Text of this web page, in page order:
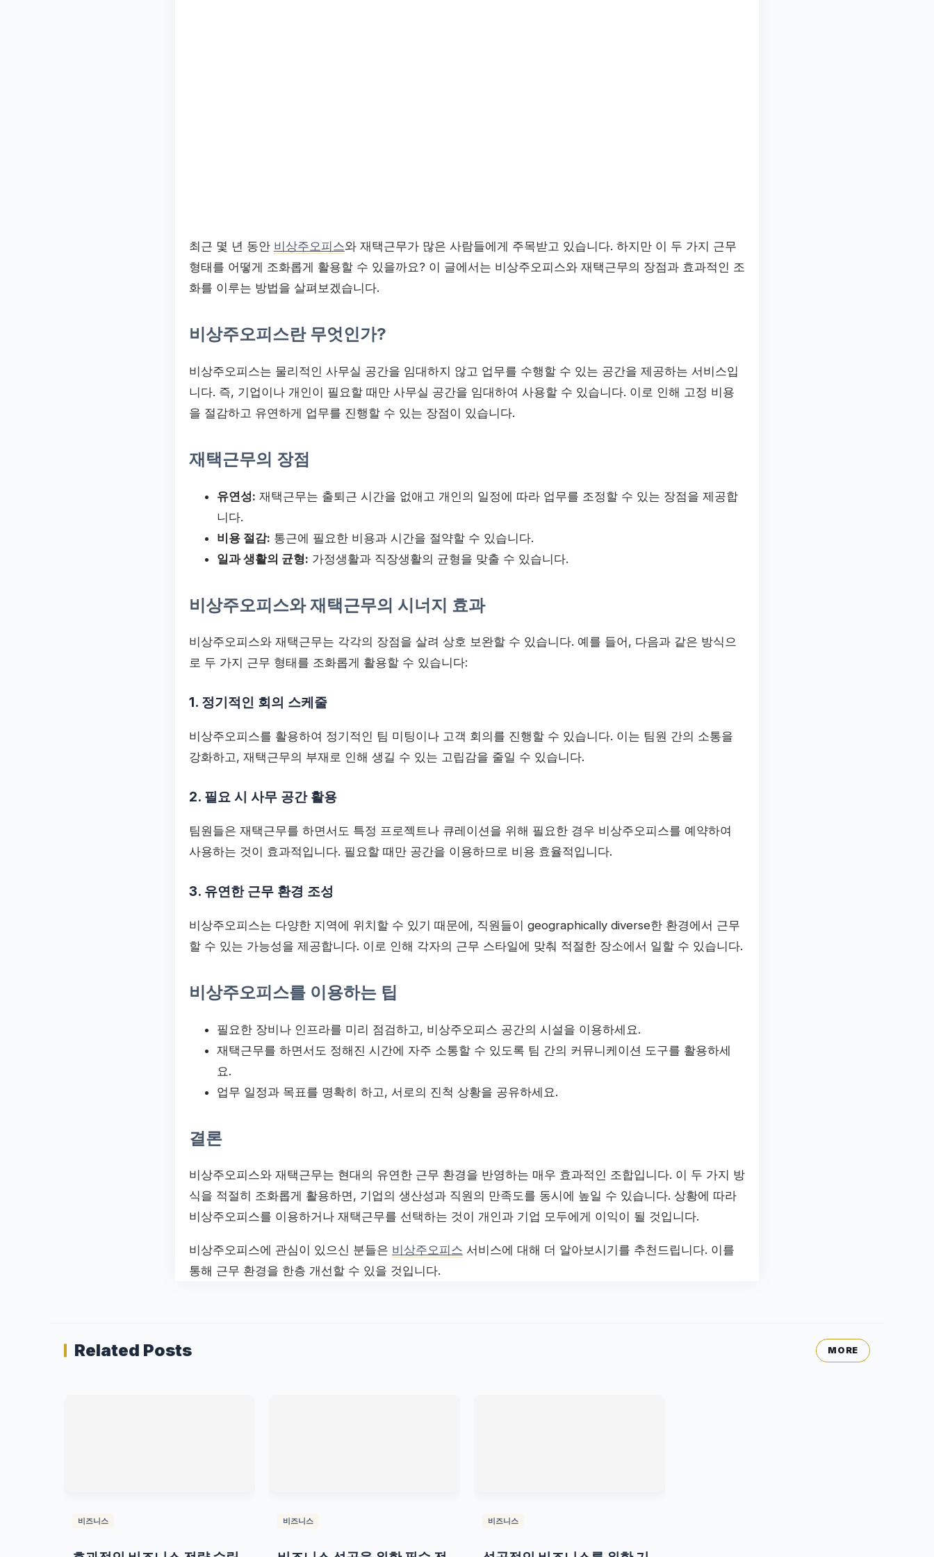
최근 몇 년 동안 비상주오피스와 재택근무가 많은 사람들에게 주목받고 있습니다. 하지만 이 두 가지 근무
형태를 어떻게 조화롭게 활용할 수 있을까요? 이 글에서는 비상주오피스와 재택근무의 장점과 효과적인 조
화를 이루는 방법을 살펴보겠습니다.
비상주오피스란 무엇인가?
비상주오피스는 물리적인 사무실 공간을 임대하지 않고 업무를 수행할 수 있는 공간을 제공하는 서비스입
니다. 즉, 기업이나 개인이 필요할 때만 사무실 공간을 임대하여 사용할 수 있습니다. 이로 인해 고정 비용
을 절감하고 유연하게 업무를 진행할 수 있는 장점이 있습니다.
재택근무의 장점
유연성: 재택근무는 출퇴근 시간을 없애고 개인의 일정에 따라 업무를 조정할 수 있는 장점을 제공합
니다.
비용 절감: 통근에 필요한 비용과 시간을 절약할 수 있습니다.
일과 생활의 균형: 가정생활과 직장생활의 균형을 맞출 수 있습니다.
비상주오피스와 재택근무의 시너지 효과
비상주오피스와 재택근무는 각각의 장점을 살려 상호 보완할 수 있습니다. 예를 들어, 다음과 같은 방식으
로 두 가지 근무 형태를 조화롭게 활용할 수 있습니다:
1. 정기적인 회의 스케줄
비상주오피스를 활용하여 정기적인 팀 미팅이나 고객 회의를 진행할 수 있습니다. 이는 팀원 간의 소통을
강화하고, 재택근무의 부재로 인해 생길 수 있는 고립감을 줄일 수 있습니다.
2. 필요 시 사무 공간 활용
팀원들은 재택근무를 하면서도 특정 프로젝트나 큐레이션을 위해 필요한 경우 비상주오피스를 예약하여
사용하는 것이 효과적입니다. 필요할 때만 공간을 이용하므로 비용 효율적입니다.
3. 유연한 근무 환경 조성
비상주오피스는 다양한 지역에 위치할 수 있기 때문에, 직원들이 geographically diverse한 환경에서 근무
할 수 있는 가능성을 제공합니다. 이로 인해 각자의 근무 스타일에 맞춰 적절한 장소에서 일할 수 있습니다.
비상주오피스를 이용하는 팁
필요한 장비나 인프라를 미리 점검하고, 비상주오피스 공간의 시설을 이용하세요.
재택근무를 하면서도 정해진 시간에 자주 소통할 수 있도록 팀 간의 커뮤니케이션 도구를 활용하세
요.
업무 일정과 목표를 명확히 하고, 서로의 진척 상황을 공유하세요.
결론
비상주오피스와 재택근무는 현대의 유연한 근무 환경을 반영하는 매우 효과적인 조합입니다. 이 두 가지 방
식을 적절히 조화롭게 활용하면, 기업의 생산성과 직원의 만족도를 동시에 높일 수 있습니다. 상황에 따라
비상주오피스를 이용하거나 재택근무를 선택하는 것이 개인과 기업 모두에게 이익이 될 것입니다.
비상주오피스에 관심이 있으신 분들은 비상주오피스 서비스에 대해 더 알아보시기를 추천드립니다. 이를
통해 근무 환경을 한층 개선할 수 있을 것입니다.
Related Posts MORE
비즈니스 비즈니스 비즈니스